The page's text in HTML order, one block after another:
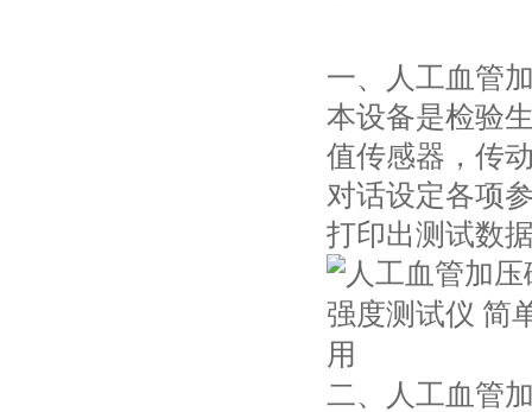
一、人工血管
本设备是检验
值传感器，传
对话设定各项
打印出测试数
二、人工血管